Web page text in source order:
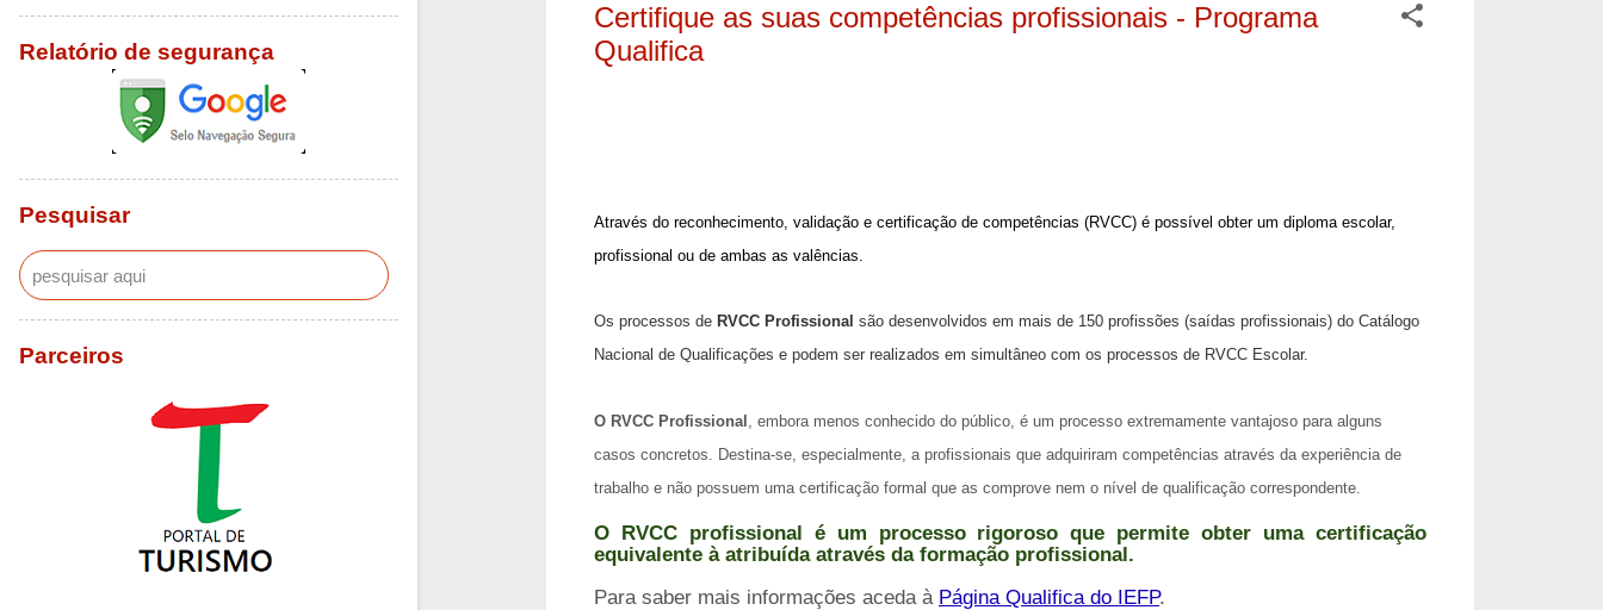
Certifique as suas competências profissionais - Programa
Qualifica
Através do reconhecimento, validação e certificação de competências (RVCC) é possível obter um diploma escolar,
profissional ou de ambas as valências.
Os processos de RVCC Profissional são desenvolvidos em mais de 150 profissões (saídas profissionais) do Catálogo
Nacional de Qualificações e podem ser realizados em simultâneo com os processos de RVCC Escolar.
O RVCC Profissional , embora menos conhecido do público, é um processo extremamente vantajoso para alguns
casos concretos. Destina-se, especialmente, a profissionais que adquiriram competências através da experiência de
trabalho e não possuem uma certificação formal que as comprove nem o nível de qualificação correspondente.
O RVCC profissional é um processo rigoroso que permite obter uma certificação
equivalente à atribuída através da formação profissional.
Para saber mais informações aceda à Página Qualifica do IEFP.
Relatório de segurança
Pesquisar
Parceiros